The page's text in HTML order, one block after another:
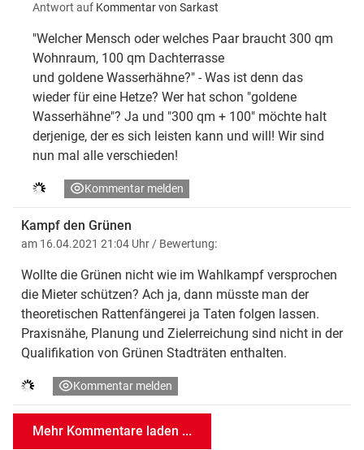
Antwort auf Kommentar von Sarkast
"Welcher Mensch oder welches Paar braucht 300 qm
Wohnraum, 100 qm Dachterrasse
und goldene Wasserhähne?" - Was ist denn das
wieder für eine Hetze? Wer hat schon "goldene
Wasserhähne"? Ja und "300 qm + 100" möchte halt
derjenige, der es sich leisten kann und will! Wir sind
nun mal alle verschieden!
Kommentar melden
Kampf den Grünen
am 16.04.2021 21:04 Uhr/ Bewertung:
Wollte die Grünen nicht wie im Wahlkampf versprochen
die Mieter schützen? Ach ja, dann müsste man der
theoretischen Rattenfängerei ja Taten folgen lassen.
Praxisnähe, Planung und Zielerreichung sind nicht in der
Qualifikation von Grünen Stadträten enthalten.
Kommentar melden
Mehr Kommentare laden ...